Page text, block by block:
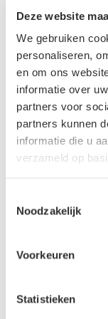
Deze website
We gebruiken
personaliseren,
en om ons
informatie over
partners voor
partners kunnen
informatie die u
verzameld op
Noodzakelijk
Voorkeuren
Statistieken
Is jouw